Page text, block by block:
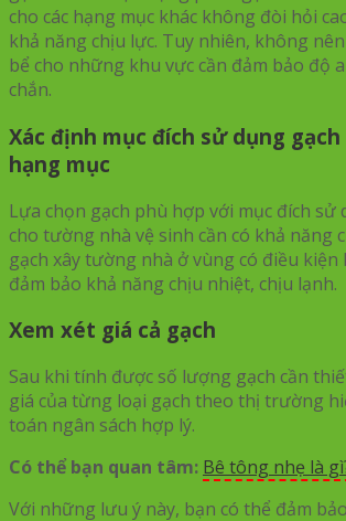
cho các hạng mục khác không đòi hỏi
khả năng chịu lực. Tuy nhiên, không
bể cho những khu vực cần đảm bảo độ
chắn.
Xác định mục đích sử dụng
hạng mục
Lựa chọn gạch phù hợp với mục đích sử
cho tường nhà vệ sinh cần có khả năng
gạch xây tường nhà ở vùng có điều kiện
đảm bảo khả năng chịu nhiệt, chịu lạnh.
Xem xét giá cả gạch
Sau khi tính được số lượng gạch cần
giá của từng loại gạch theo thị trường
toán ngân sách hợp lý.
Có thể bạn quan tâm: Bê tông nhẹ là
Với những lưu ý này, bạn có thể đảm